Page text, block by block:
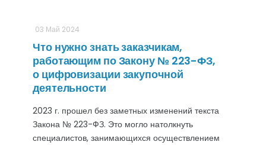
03 Май 2024
Что нужно знать заказчикам,
работающим по Закону № 223-ФЗ,
о цифровизации закупочной
деятельности
2023 г. прошел без заметных изменений текста
Закона № 223-ФЗ. Это могло натолкнуть
специалистов, занимающихся осуществлением